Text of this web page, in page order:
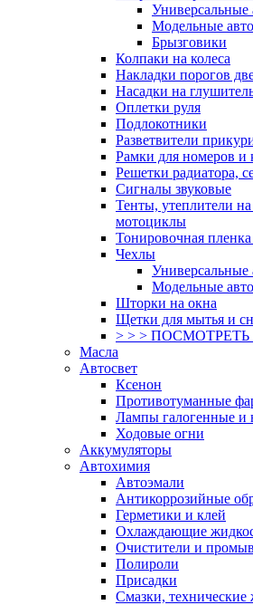
Модельные
Брызговики
Колпаки на колеса
Накладки порогов
Насадки на
Оплетки руля
Подлокотники
Разветвители
Рамки для номеров и
Решетки радиатора,
Сигналы звуковые
Тенты, утеплители
мотоциклы
Тонировочная
Чехлы
Модельные
Шторки на окна
Щетки для мытья и
> > >
Масла
Автосвет
Ксенон
Противотуманные
Лампы галогенные и
Ходовые огни
Аккумуляторы
Автохимия
Автоэмали
Антикоррозийные
Герметики и клей
Охлаждающие
Очистители и
Полироли
Присадки
Смазки, технические